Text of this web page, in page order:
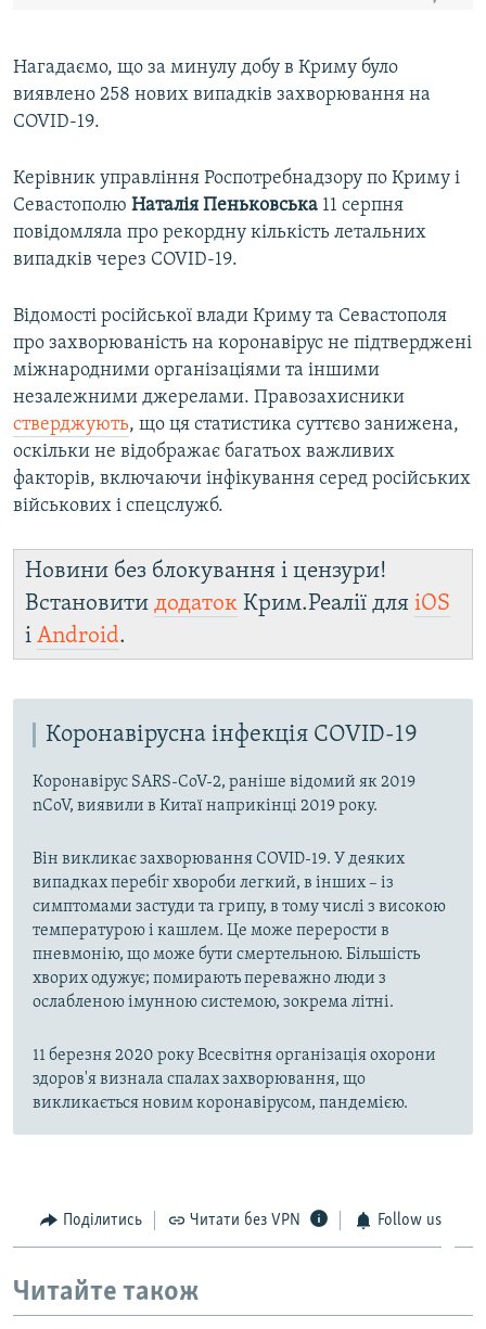
Нагадаємо, що за минулу добу в Криму було
виявлено 258 нових випадків захворювання на
COVID-19.
Керівник управління Роспотребнадзору по Криму і
Севастополю Наталія Пеньковська 11 серпня
повідомляла про рекордну кількість летальних
випадків через COVID-19.
Відомості російської влади Криму та Севастополя
про захворюваність на коронавірус не підтверджені
міжнародними організаціями та іншими
незалежними джерелами. Правозахисники
стверджують, що ця статистика суттєво занижена,
оскільки не відображає багатьох важливих
факторів, включаючи інфікування серед російських
військових і спецслужб.
Новини без блокування і цензури!
Встановити додаток Крим.Реалії для iOS
і Android.
Коронавірусна інфекція COVID-19
Коронавірус SARS-CoV-2, раніше відомий як 2019
nCoV, виявили в Китаї наприкінці 2019 року.
Він викликає захворювання COVID-19. У деяких
випадках перебіг хвороби легкий, в інших – із
симптомами застуди та грипу, в тому числі з високою
температурою і кашлем. Це може перерости в
пневмонію, що може бути смертельною. Більшість
хворих одужує; помирають переважно люди з
ослабленою імунною системою, зокрема літні.
11 березня 2020 року Всесвітня організація охорони
здоров'я визнала спалах захворювання, що
викликається новим коронавірусом, пандемією.
Поділитись Читати без VPN Follow us
Читайте також